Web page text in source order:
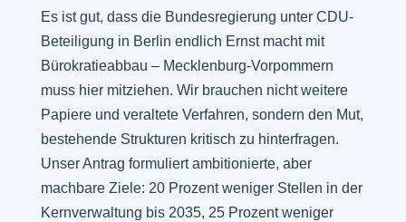
Es ist gut, dass die Bundesregierung unter CDU-
Beteiligung in Berlin endlich Ernst macht mit
Bürokratieabbau – Mecklenburg-Vorpommern
muss hier mitziehen. Wir brauchen nicht weitere
Papiere und veraltete Verfahren, sondern den Mut,
bestehende Strukturen kritisch zu hinterfragen.
Unser Antrag formuliert ambitionierte, aber
machbare Ziele: 20 Prozent weniger Stellen in der
Kernverwaltung bis 2035, 25 Prozent weniger